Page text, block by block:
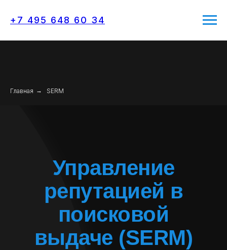
+7 495 648 60 34
Главная → SERM
Управление
репутацией в
поисковой
выдаче (SERM)